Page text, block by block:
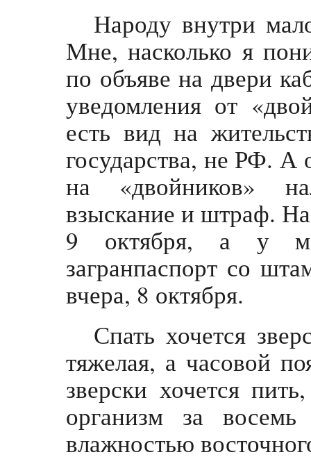
Народу внутри
Мне, насколько я
по объяве на двери
уведомления от
есть вид на
государства, не РФ. А
на «двойников»
взыскание и штраф.
9 октября, а у
загранпаспорт со
вчера, 8 октября.
Спать хочется
тяжелая, а часовой
зверски хочется
организм за
влажностью